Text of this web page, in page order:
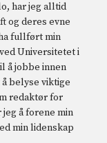
har jeg alltid
og deres evne
fullført min
Universitetet i
å jobbe innen
belyse viktige
redaktør for
å forene min
min lidenskap